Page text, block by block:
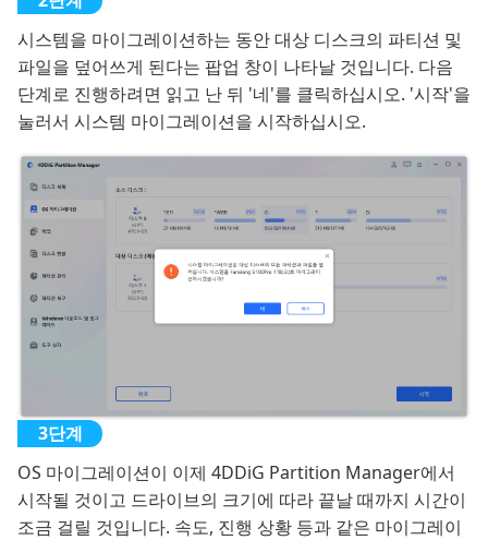
시스템을 마이그레이션하는 동안 대상 디스크의 파티션 및
파일을 덮어쓰게 된다는 팝업 창이 나타날 것입니다. 다음
단계로 진행하려면 읽고 난 뒤 '네'를 클릭하십시오. '시작'을
눌러서 시스템 마이그레이션을 시작하십시오.
OS 마이그레이션이 이제 4DDiG Partition Manager에서
시작될 것이고 드라이브의 크기에 따라 끝날 때까지 시간이
조금 걸릴 것입니다. 속도, 진행 상황 등과 같은 마이그레이